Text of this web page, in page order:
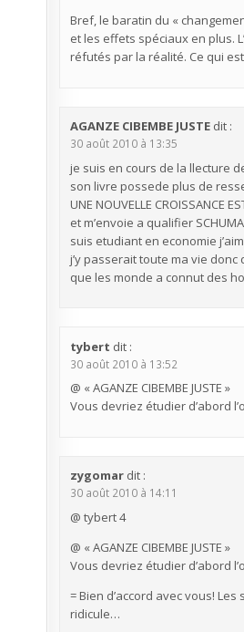
Bref, le baratin du «
et les effets spéciaux en plus.
réfutés par la réalité. Ce qui
AGANZE CIBEMBE JUSTE dit :
30 août 2010 à 13:35
je suis en cours de la llecture
son livre possede plus de
UNE NOUVELLE CROISSANCE
et m’envoie a qualifier
suis etudiant en economie
j’y passerait toute ma vie
que les monde a connut des
tybert dit :
30 août 2010 à 13:52
@ « AGANZE CIBEMBE JUSTE »
Vous devriez étudier d’abord
zygomar dit :
30 août 2010 à 14:11
@ tybert 4
@ « AGANZE CIBEMBE JUSTE »
Vous devriez étudier d’abord
= Bien d’accord avec vous!
ridicule…